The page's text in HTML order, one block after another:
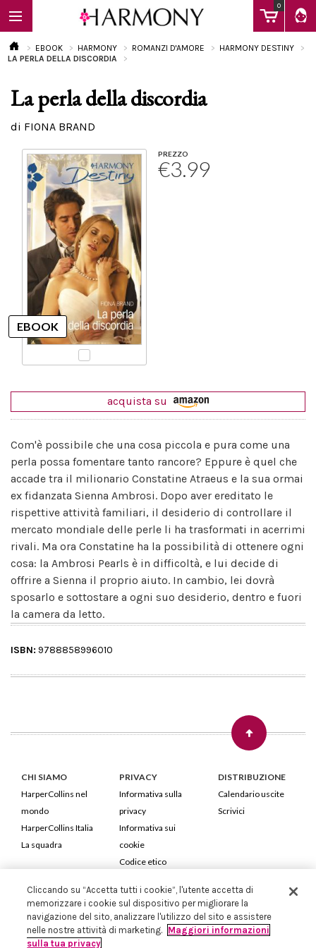
0
EBOOK
Calendario
EBOOK HARMONY ROMANZI D'AMORE
HARMONY DESTINY
LA PERLA DELLA DISCORDIA
La perla della discordia
di FIONA BRAND
PREZZO
€3.99
acquista su
Com'è possibile che una cosa piccola e pura come una
perla possa fomentare tanto rancore? Eppure è quel che
accade tra il milionario Constatine Atraeus e la sua ormai
ex fidanzata Sienna Ambrosi. Dopo aver ereditato le
rispettive attività familiari, il desiderio di controllare il
mercato mondiale delle perle li ha trasformati in acerrimi
rivali. Ma ora Constatine ha la possibilità di ottenere ogni
cosa: la Ambrosi Pearls è in difficoltà, e lui decide di
offrire a Sienna il proprio aiuto. In cambio, lei dovrà
sposarlo e sottostare a ogni suo desiderio, dentro e fuori
la camera da letto.
ISBN: 9788858996010
CHI SIAMO
HarperCollins nel
mondo
HarperCollins Italia
La squadra
PRIVACY
Informativa sulla
privacy
Informativa sui
cookie
Codice etico
DISTRIBUZIONE
Calendario uscite
Scrivici
HarperCollins Italia S.p.A. Viale Monte Nero, 84 - 20135 Milano
Cod. Fiscale e P.IVA 05946780151 - Capitale Sociale 258.250 €
Iscritta in Milano al Registro delle imprese nr.198004 e REA nr.1051898
Cliccando su “Accetta tutti i cookie”, l'utente accetta di
memorizzare i cookie sul dispositivo per migliorare la
navigazione del sito, analizzare l'utilizzo del sito e assistere
nelle nostre attività di marketing. Maggiori informazioni
sulla tua privacy